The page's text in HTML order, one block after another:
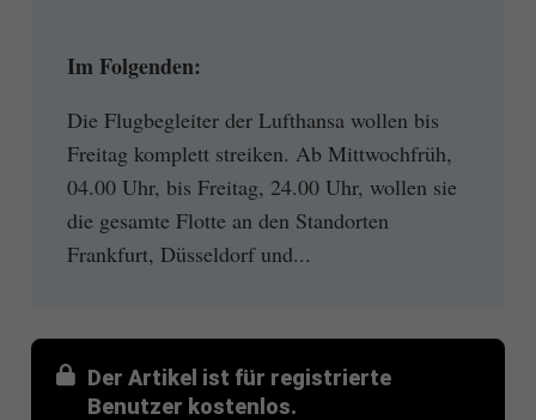
Im Folgenden:
Die Flugbegleiter der Lufthansa wollen bis
Freitag komplett streiken. Ab Mittwochfrüh,
04.00 Uhr, bis Freitag, 24.00 Uhr, wollen sie
die gesamte Flotte an den Standorten
Frankfurt, Düsseldorf und...
Der Artikel ist für registrierte
Benutzer kostenlos.